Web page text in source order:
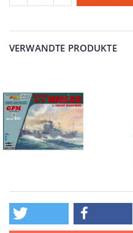
VERWANDTE PRODUKTE